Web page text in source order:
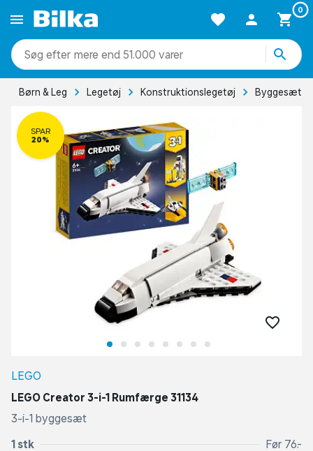
0
mere end 51.000 varer
Børn & Leg Legetøj Konstruktionslegetøj Byggesæt
SPAR
20%
LEGO
LEGO Creator 3-i-1 Rumfærge 31134
3-i-1 byggesæt
1 stk Før 76,-